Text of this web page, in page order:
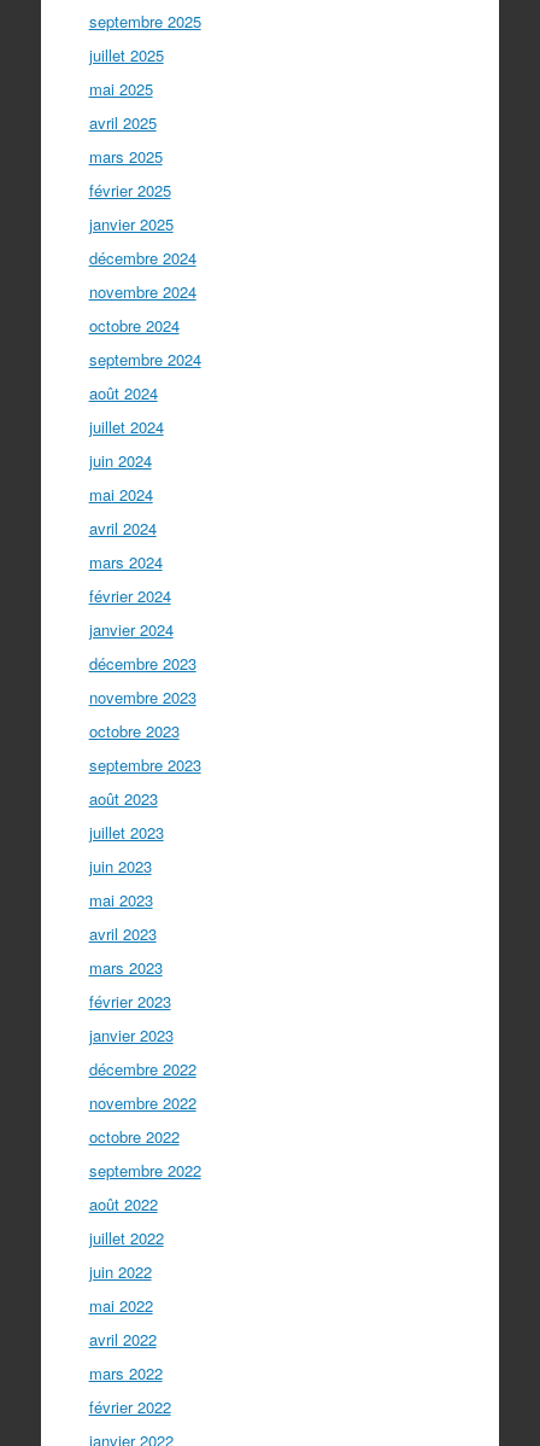
septembre 2025
juillet 2025
mai 2025
avril 2025
mars 2025
février 2025
janvier 2025
décembre 2024
novembre 2024
octobre 2024
septembre 2024
août 2024
juillet 2024
juin 2024
mai 2024
avril 2024
mars 2024
février 2024
janvier 2024
décembre 2023
novembre 2023
octobre 2023
septembre 2023
août 2023
juillet 2023
juin 2023
mai 2023
avril 2023
mars 2023
février 2023
janvier 2023
décembre 2022
novembre 2022
octobre 2022
septembre 2022
août 2022
juillet 2022
juin 2022
mai 2022
avril 2022
mars 2022
février 2022
janvier 2022